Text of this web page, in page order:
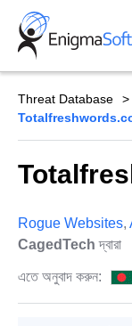
Skip
content
Threat Database
Rogue Websites,
CagedTech দ্বারা
এতে অনুবাদ করুন: